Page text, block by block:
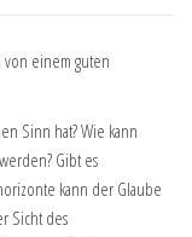
von einem guten
Sinn hat? Wie kann
Gibt es
kann der Glaube
Sicht des